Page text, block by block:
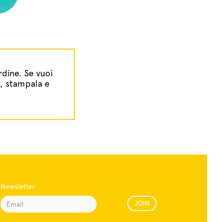
Se vuoi
stampala e
Newsletter
JOIN